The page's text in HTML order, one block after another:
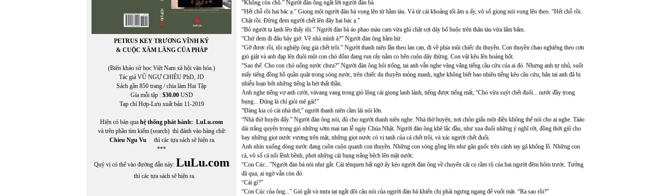
PETRUS KEY TRƯƠNG VĨNH KÝ
& CUỘC XÂM LĂNG CỦA PHÁP
(Biên khảo sử học Việt Nam xã hội văn hóa.)
Tác giả VŨ NGỰ CHIÊU PhD, JD
Sách gần 850 trang / chia làm Hai Tập
Gía mỗi tập : $30.00USD
Tạp chí Hợp-Lưu xuất bản 11-2019
Hiện có bán qua hệ thống phát hành: LuLu.com
và trên phần tìm kiếm (search) thì đánh vào hàng chữ:
Chieu Ngu Vu thì các tựa sách sẽ hiện ra.
***
Quý vị có thể vào đường dẫn này: LuLu.com
thì các tựa sách sẽ hiện ra.
“Không còn chỗ.” Người đàn ông ngắt lời người đàn bà.
“Hết chỗ rồi hai bác ạ.” Giọng một người đàn bà vọng lên từ hầm tàu. Và từ cái khoảng tối âm u ấy, vô số giọng nói vọng lên theo. “Hết chỗ rồi.
Chật rồi. Đừng đem người chết lên đây hai bác ạ.”
“Bỏ người ta lạnh lẽo thấy tội.” Người đàn bà áo phao màu cam vừa ghì chặt sợi dây bố buộc trên thân tàu vừa lẩm bẩm.
“Chứ đem đi đâu bây giờ. Về nhà mình à?” Người đàn ông hầm hừ.
“Gỡ được rồi, tội nghiệp ông già chết trôi.” Người thanh niên lần theo lan can, đi về phía mũi chiếc du thuyền. Con thuyền chao nghiêng theo cơn
gió giật và anh đạp lên đuôi một con chó đốm đang run rẩy nằm co bên cuộn dây thừng. Con vật kêu lên hoảng hốt.
“Sao thế. Cho con chó uống nước chưa?” Người đàn ông hỏi trống, tai anh vẫn nghe văng vẳng tiếng cầu cứu của ai đó. Nhưng anh tự nhủ, suốt
mấy tiếng đồng hồ quần quật trong sóng nước, trên chiếc du thuyền mỏng manh, nghe không biết bao nhiêu tiếng kêu cầu cứu, hẳn tai anh đã bị
nhiễu loạn bởi những tiếng la hét thất thần.
Anh nghe tiếng vợ anh cười, vàvang vang trong gió lộng cái giọng lanh lảnh, tiếng được tiếng mất, “Chó vừa suýt chết đuối... nước đầy trong
bụng... Đúng là chỉ giỏi mê gái!”
“Đàng kia có cái nhà thờ,” người thanh niên cầm lái nói lớn.
“Nhà thờ huyện đấy.” Người đàn ông nói, đủ cho người thanh niên nghe. Nhà thờ huyện, nơi chôn giấu một điều không thể nói cho ai nghe. Tàáo
dài trắng quyện trong gió những sớm mai tan lễ ngày Chúa Nhật. Người đàn ông khẽ lắc đầu, như xua đuổi những ý nghĩ rời, đồng thời giũ cho
bay những giọt nước vương trên mặt, những giọt nước có vị tanh của cá chết trôi, và xác người chết đuối.
Anh nhìn xuống dòng nước đang cuồn cuộn quanh con thuyền. Những con sóng gồng lên như gân guốc trên cánh tay gã khổng lồ. Những con
cá, vô số cá nổi lềnh bềnh, phơi những cái bụng trắng bệch lên mặt nước.
“Con Cúc...”Người đàn bà nói như gắt. Cái tênquen bất ngờ ấy kéo người đàn ông về chuyến cãi cọ rầm rộ của hai người đêm hôm trước. Tưởng
đã qua, ai ngờ vẫn còn đó.
“Cái gì?”
“Con Cúc của ông...” Gió gắt và mưa tạt ngắt đôi câu nói của người đàn bà khiến chị phải ngưng ngang để vuốt mặt. “Ra sao rồi?”